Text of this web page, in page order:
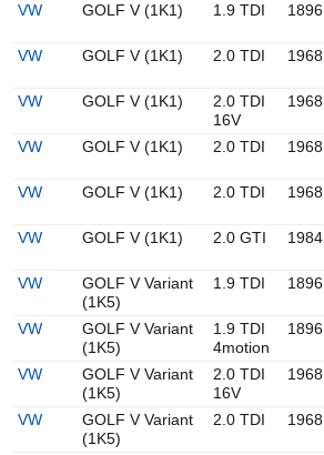
VW
GOLF V (1K1) 1.9 TDI 1896
VW
GOLF V (1K1) 2.0 TDI 1968
VW
GOLF V (1K1)
2.0 TDI
16V
1968
VW
GOLF V (1K1) 2.0 TDI 1968
VW
GOLF V (1K1) 2.0 TDI 1968
VW
GOLF V (1K1) 2.0 GTI 1984
VW
GOLF V Variant
(1K5)
1.9 TDI 1896
VW
GOLF V Variant
(1K5)
1.9 TDI
4motion
1896
VW
GOLF V Variant
(1K5)
2.0 TDI
16V
1968
VW
GOLF V Variant
(1K5)
2.0 TDI 1968